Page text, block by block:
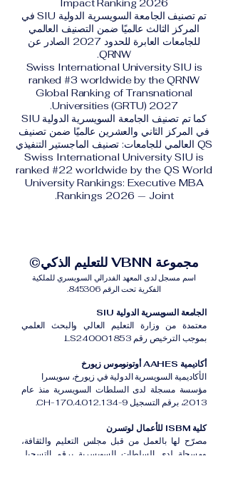
Impact Ranking 2026
تم تصنيف الجامعة السويسرية الدولية SIU في
المركز الثالث عالميًا ضمن التصنيف العالمي
للجامعات العابرة للحدود 2027 الصادر عن
QRNW.
Swiss International University SIU is
ranked #3 worldwide by the QRNW
Global Ranking of Transnational
Universities (GRTU) 2027.
كما تم تصنيف الجامعة السويسرية الدولية SIU
في المركز الثاني والعشرين عالميًا ضمن تصنيف
QS العالمي للجامعات: تصنيف الماجستير التنفيذي
Swiss International University SIU is
ranked #22 worldwide by the QS World
University Rankings: Executive MBA
Rankings 2026 — Joint.
مجموعة VBNN للتعليم الذكي©
اسم مسجل لدى المعهد الفدرالي السويسري للملكية
الفكرية تحت الرقم 845306.
الجامعة السويسرية الدولية SIU
معتمدة من وزارة التعليم العالي والبحث العلمي
بموجب الترخيص رقم LS240001853.
أكاديمية AAHES أوتونوموس زيورخ
الأكاديمية السويسرية الدولية في زيورخ، سويسرا
مؤسسة مسجلة لدى السلطات السويسرية منذ عام
2013، برقم التسجيل CH-170.4.012.134-9.
كلية ISBM للأعمال لوتسرن
مصرّح لها بالعمل من قبل مجلس التعليم والثقافة،
ومسجلة لدى السلطات السويسرية برقم التسجيل